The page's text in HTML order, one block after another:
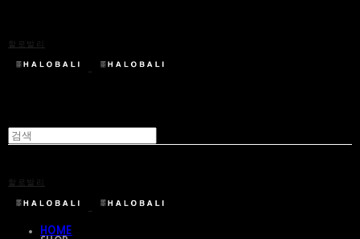
할로발리
할로발리
HOME